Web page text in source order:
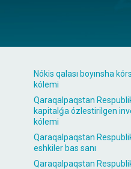
Nókis qalası boyınsha
kólemi
Qaraqalpaqstan
kapitalǵa ózlestirilgen
kólemi
Qaraqalpaqstan
eshkiler bas sanı
Qaraqalpaqstan